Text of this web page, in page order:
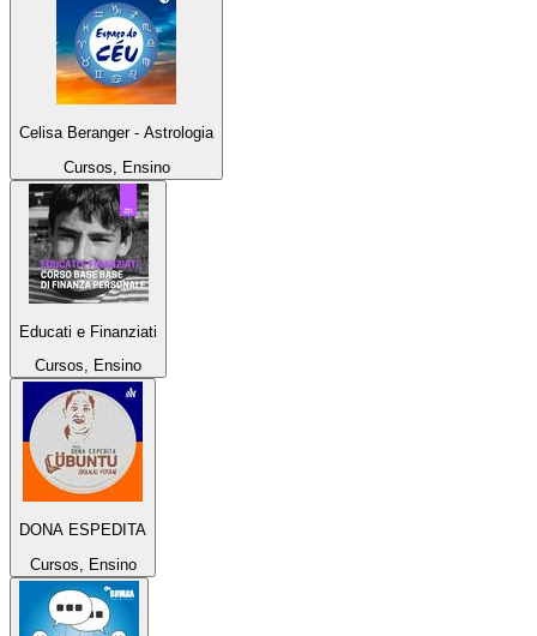
Celisa Beranger - Astrologia
Cursos, Ensino
Educati e Finanziati
Cursos, Ensino
DONA ESPEDITA
Cursos, Ensino